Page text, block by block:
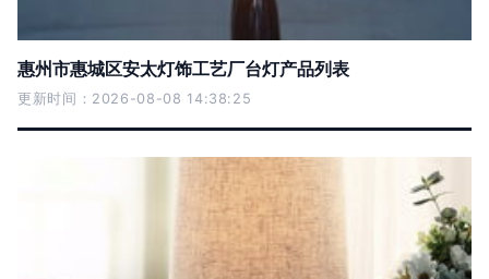
惠州市惠城区安太灯饰工艺厂台灯产品列表
更新时间：2026-08-08 14:38:25